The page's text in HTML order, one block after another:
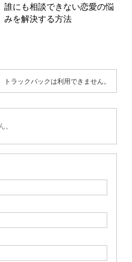
誰にも相談できない恋愛の悩
みを解決する方法
トラックバックは利用できません。